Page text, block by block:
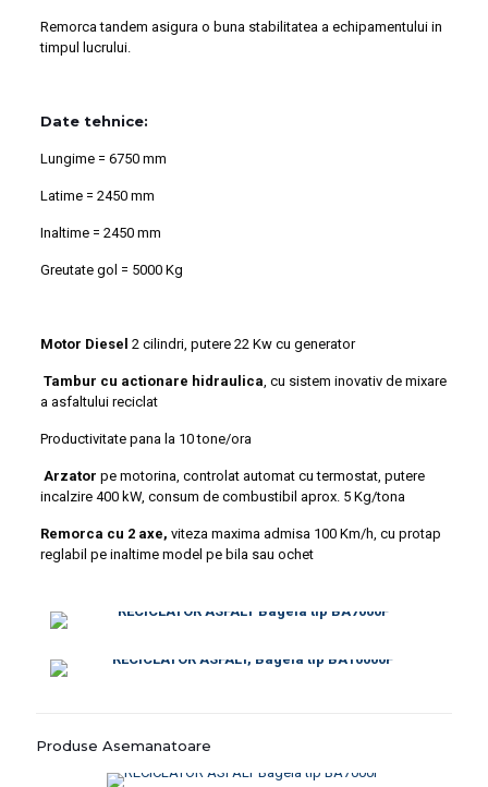
Remorca tandem asigura o buna stabilitatea a echipamentului in
timpul lucrului.
Date tehnice:
Lungime = 6750 mm
Latime = 2450 mm
Inaltime = 2450 mm
Greutate gol = 5000 Kg
Motor Diesel 2 cilindri, putere 22 Kw cu generator
Tambur cu actionare hidraulica , cu sistem inovativ de mixare
a asfaltului reciclat
Productivitate pana la 10 tone/ora
Arzator pe motorina, controlat automat cu termostat, putere
incalzire 400 kW, consum de combustibil aprox. 5 Kg/tona
Remorca cu 2 axe, viteza maxima admisa 100 Km/h, cu protap
reglabil pe inaltime model pe bila sau ochet
Produse Asemanatoare